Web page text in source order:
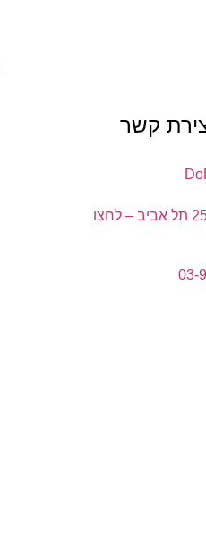
קשר
ה' באייר 25 תל אביב – לחצו
03-